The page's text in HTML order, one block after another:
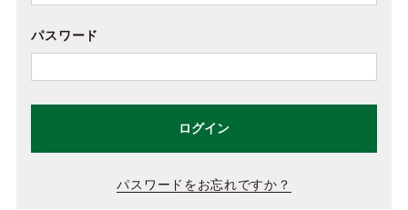
パスワード
ログイン
パスワードをお忘れですか？